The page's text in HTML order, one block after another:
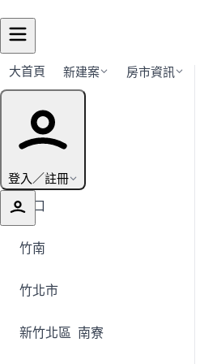
大首頁 新建案 房市資訊
登入／註冊
行政區導覽
湖口
竹南
竹北市
新竹北區 南寮